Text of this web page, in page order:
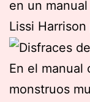
en un
Lissi
En el manual
monstruos